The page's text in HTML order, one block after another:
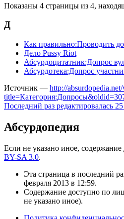
Показаны 4 страницы из 4,
Д
Как правильно:Проводить
Дело Pussy Riot
Абсурдоцитатник:Допрос
Абсурдотека:Допрос
Источник — http://
Последний раз редактировалась
Абсурдопедия
Если не указано иное,
BY-SA 3.0.
Эта страница в последний
февраля 2013 в 12:59.
Содержание доступно по
не указано иное).